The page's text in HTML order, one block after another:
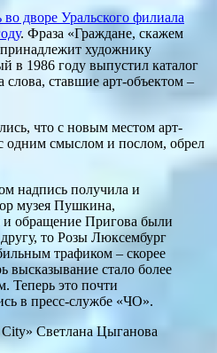
во дворе Уральского филиала
. Фраза «Граждане, скажем
художнику
в 1986 году выпустил каталог
ставшие арт-объектом –
что с новым местом арт-
одним смыслом и послом, обрел
надпись получила и
музея Пушкина,
и обращение Пригова были
то Розы Люксембург
трафиком – скорее
высказывание стало более
Теперь это почти
в пресс-службе «ЧО».
City»Светлана Цыганова